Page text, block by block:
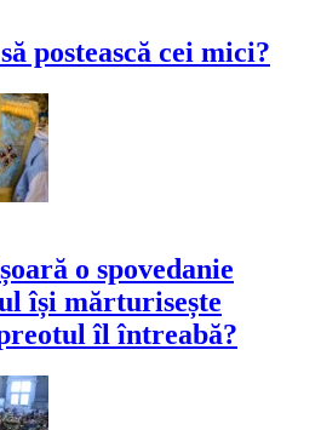
postească cei mici?
o spovedanie
își mărturisește
îl întreabă?